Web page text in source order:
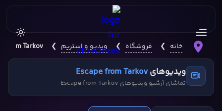
خانه ❯ فروشگاه ❯ ویدیو و استریم ❯
from Tarkov
ویدیوهایEscape from Tarkov
تماشای آرشیو ویدیوهای Escape from Tarkov